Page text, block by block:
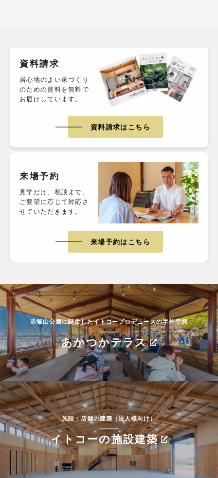
資料請求
居心地のよい家づくり
のための資料を無料で
お届けしています。
資料請求はこちら
来場予約
見学だけ、相談まで、
ご要望に応じて対応さ
せていただきます。
来場予約はこちら
赤塚山公園に誕生したイトコープロデュースの半外空間
あかつかテラス
施設・店舗の建築（法人様向け）
イトコーの施設建築